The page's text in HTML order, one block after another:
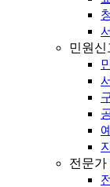
민원신
전문가